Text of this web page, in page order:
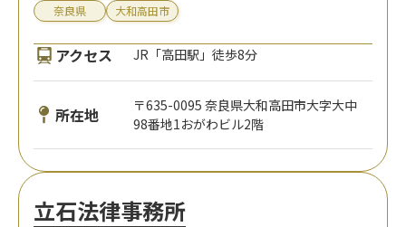
奈良県 大和高田市
アクセス JR「高田駅」徒歩8分
所在地
〒635-0095 奈良県大和高田市大字大中
98番地1おがわビル2階
立石法律事務所